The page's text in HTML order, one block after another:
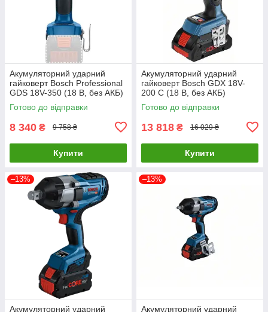
Акумуляторний ударний
гайковерт Bosch Professional
GDS 18V-350 (18 В, без АКБ)
(06019M5020)
Готово до відправки
8 340 ₴ 9 758 ₴
Купити
Акумуляторний ударний
гайковерт Bosch GDX 18V-
200 C (18 В, без АКБ)
(06019G4204)
Готово до відправки
13 818 ₴ 16 029 ₴
Купити
–13%
Акумуляторний ударний
–13%
Акумуляторний ударний